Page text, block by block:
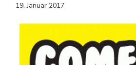
19. Januar 2017